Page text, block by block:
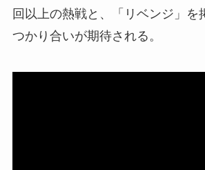
回以上の熱戦と、「リベンジ」を
つかり合いが期待される。